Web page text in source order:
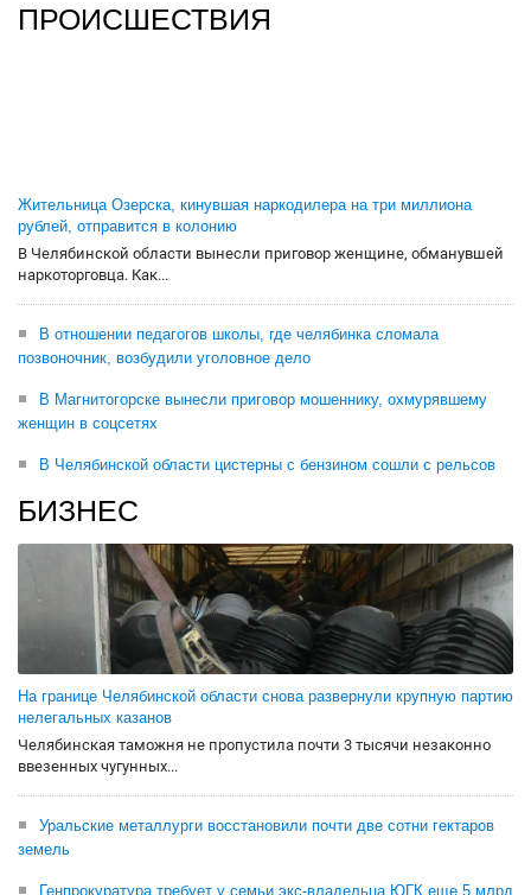
ПРОИСШЕСТВИЯ
Жительница Озерска, кинувшая наркодилера на три миллиона
рублей, отправится в колонию
В Челябинской области вынесли приговор женщине, обманувшей
наркоторговца. Как...
В отношении педагогов школы, где челябинка сломала
позвоночник, возбудили уголовное дело
В Магнитогорске вынесли приговор мошеннику, охмурявшему
женщин в соцсетях
В Челябинской области цистерны с бензином сошли с рельсов
БИЗНЕС
На границе Челябинской области снова развернули крупную партию
нелегальных казанов
Челябинская таможня не пропустила почти 3 тысячи незаконно
ввезенных чугунных...
Уральские металлурги восстановили почти две сотни гектаров
земель
Генпрокуратура требует у семьи экс-владельца ЮГК еще 5 млрд